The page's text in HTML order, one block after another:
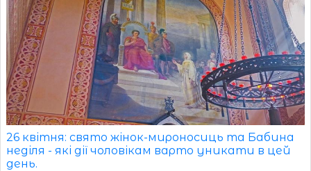
26 квітня: свято жінок-мироносиць та Бабина
неділя - які дії чоловікам варто уникати в цей
день.